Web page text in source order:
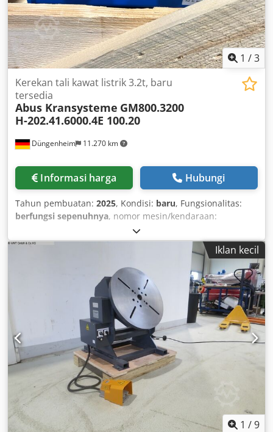
1 /3
Düngenheim 11.270 km
Kerekan tali kawat listrik 3.2t, baru
tersedia
Abus Kransysteme GM800.3200
H-202.41.6000.4E 100.20
Informasi harga Hubungi
Tahun pembuatan: 2025, Kondisi: baru, Fungsionalitas:
berfungsi sepenuhnya, nomor mesin/kendaraan:
GM800.3200 H-202.41.6000.4E 100.20
Reeving 4/1 Lifting height 6 m Lifting speeds 5/0.8 m/min
Trolley travel speeds 20/5 m/min FEM group 2M Dwsdpfevx
E Ilsx Am Aea Operating voltage 400 V Control voltage 230 V
Flange width 300 mm Immediately available from stock
Iklan kecil
1 /9